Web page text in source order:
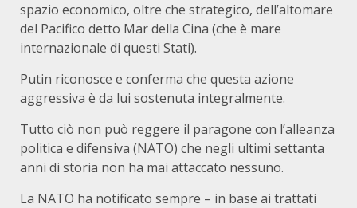
spazio economico, oltre che strategico, dell’altomare
del Pacifico detto Mar della Cina (che è mare
internazionale di questi Stati).
Putin riconosce e conferma che questa azione
aggressiva è da lui sostenuta integralmente.
Tutto ciò non può reggere il paragone con l’alleanza
politica e difensiva (NATO) che negli ultimi settanta
anni di storia non ha mai attaccato nessuno.
La NATO ha notificato sempre – in base ai trattati